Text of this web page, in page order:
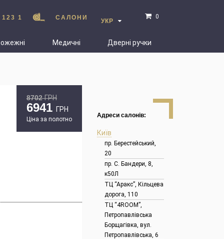
1 САЛОНИ УКР
0
Медичні Дверні ручки
8702ГРН
6941 ГРН
Ціна за полотно
Адреси салонів:
Київ
пр. Берестейський,
20
пр. С. Бандери, 8,
к50Л
ТЦ “Аракс”, Кільцева
дорога, 110
ТЦ “4ROOM”,
Петропавлівська
Борщагівка, вул.
Петропавлівська, 6